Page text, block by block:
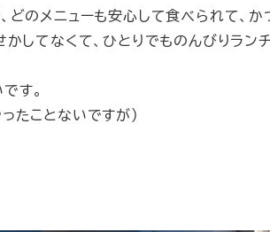
どのメニューも安心して食べられて、
かしてなくて、ひとりでものんびりラ
す。
たことないですが）